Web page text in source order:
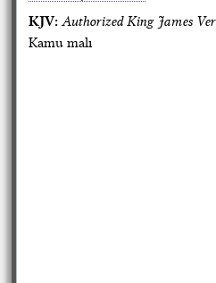
KJV: Authorized King James
Kamu malı